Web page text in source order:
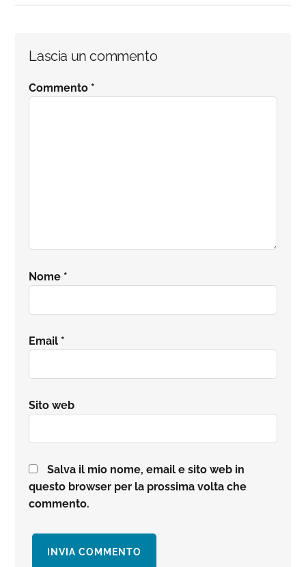
Interazioni
del
Lascia un commento
Commento *
Nome *
Email *
Sito web
Salva il mio nome, email e sito web in
questo browser per la prossima volta che
commento.